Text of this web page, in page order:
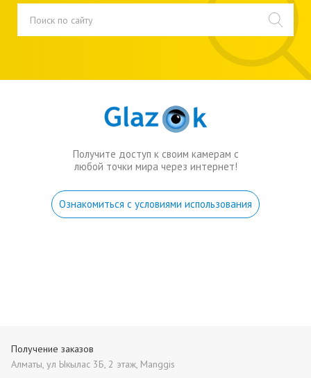
Получите доступ к своим камерам с
любой точки мира через интернет!
Ознакомиться с условиями использования
Получение заказов
Алматы, ул Ыкылас 3Б, 2 этаж, Manggis